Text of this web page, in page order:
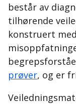
består av
tilhørende
konstruert
prøver, og er